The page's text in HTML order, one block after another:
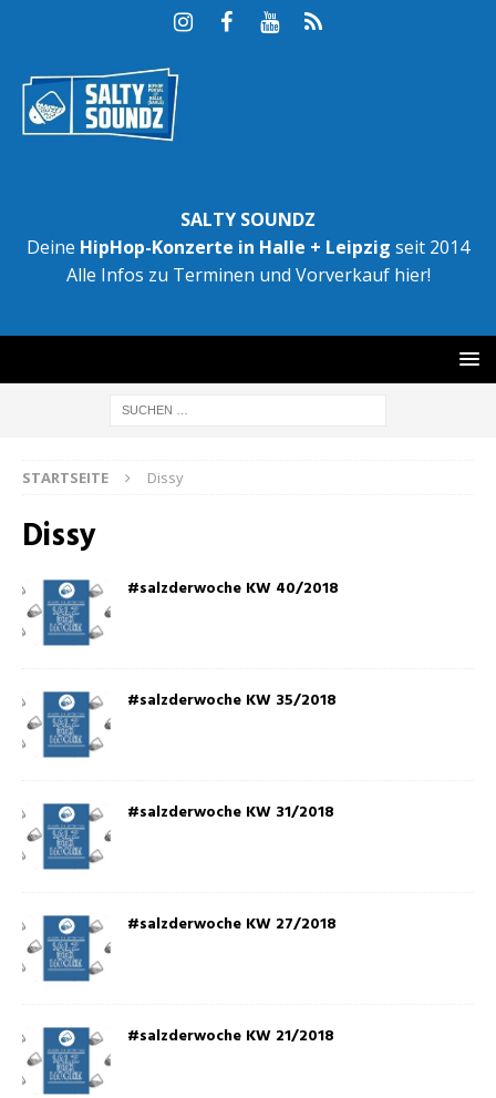
SALTY SOUNDZ
Deine HipHop-Konzerte in Halle + Leipzig seit 2014
Alle Infos zu Terminen und Vorverkauf hier!
STARTSEITE Dissy
Dissy
#salzderwoche KW 40/2018
#salzderwoche KW 35/2018
#salzderwoche KW 31/2018
#salzderwoche KW 27/2018
#salzderwoche KW 21/2018